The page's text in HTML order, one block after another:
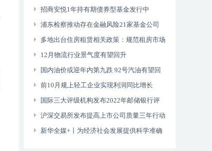
定义范围防范化解金融风险
招商安悦1年持有期债券型基金发行中
浦东检察推动存在金融风险21家基金公司
提升合规运作水平
多地出台住房租赁相关政策：规范租房市场
保障租户权益
12月物流行业景气度有望回升
国内油价或迎年内第九跌 92号汽油有望回
归“7元时代”
前10月规上轻工企业实现利润同比增长
9.8%国际三大评级机构发布2022年邮储银行评
级结果 继续保持中国银行业领先水平
沪深交易所发布提高上市公司质量三年行动
落实方案
新华全媒+丨为经济社会发展提供科学准确